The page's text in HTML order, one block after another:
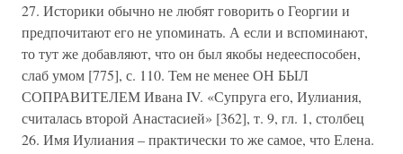
27. Историки обычно не любят говорить о Георгии и
предпочитают его не упоминать. А если и вспоминают,
то тут же добавляют, что он был якобы недееспособен,
слаб умом [775], с. 110. Тем не менее ОН БЫЛ
СОПРАВИТЕЛЕМ Ивана IV. «Супруга его, Иулиания,
считалась второй Анастасией» [362], т. 9, гл. 1, столбец
26. Имя Иулиания – практически то же самое, что Елена.